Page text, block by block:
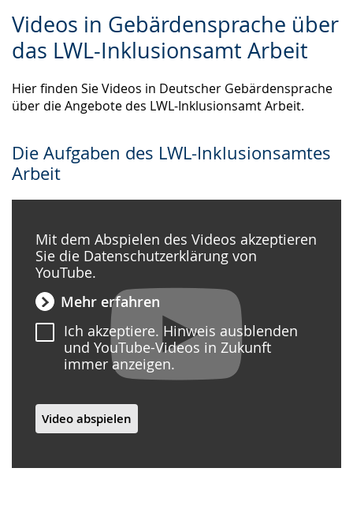
Videos in Gebärdensprache über
das LWL-Inklusionsamt Arbeit
Hier finden Sie Videos in Deutscher Gebärdensprache
über die Angebote des LWL-Inklusionsamt Arbeit.
Die Aufgaben des LWL-Inklusionsamtes
Arbeit
Mit dem Abspielen des Videos akzeptieren
Sie die Datenschutzerklärung von
YouTube.
Mehr erfahren
Ich akzeptiere. Hinweis ausblenden
und YouTube-Videos in Zukunft
immer anzeigen.
Video abspielen